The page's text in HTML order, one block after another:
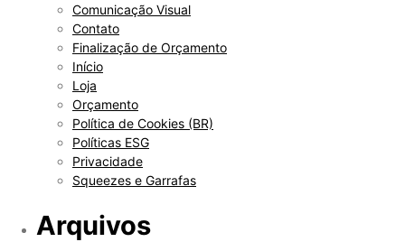
Comunicação Visual
Contato
Finalização de Orçamento
Início
Loja
Orçamento
Política de Cookies (BR)
Políticas ESG
Privacidade
Squeezes e Garrafas
Arquivos